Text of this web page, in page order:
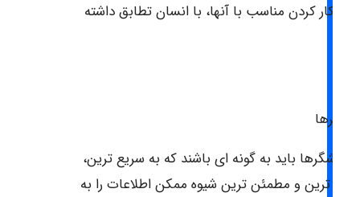
کار کردن مناسب با آنها، با انسان تطابق داشته
باید به گونه ای باشند که به سریع ترین،
ترین و مطمئن ترین شیوه ممکن اطلاعات را به